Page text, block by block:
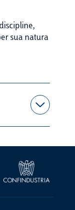
sua natura